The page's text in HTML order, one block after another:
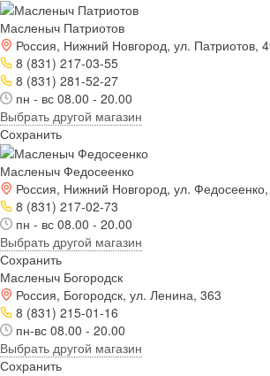
Масленыч Патриотов
Россия, Нижний Новгород, ул. Патриотов,
8 (831) 217-03-55
8 (831) 281-52-27
пн - вс 08.00 - 20.00
Выбрать другой магазин
Сохранить
Масленыч Федосеенко
Россия, Нижний Новгород, ул.
8 (831) 217-02-73
пн - вс 08.00 - 20.00
Выбрать другой магазин
Сохранить
Масленыч Богородск
Россия, Богородск, ул. Ленина, 363
8 (831) 215-01-16
пн-вс 08.00 - 20.00
Выбрать другой магазин
Сохранить